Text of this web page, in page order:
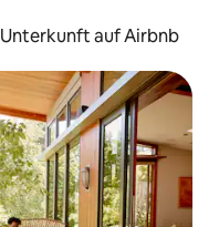
auf Airbnb